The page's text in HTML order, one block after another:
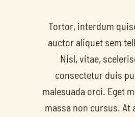
Tortor, interdum
auctor aliquet sem
Nisl, vitae,
consectetur duis
malesuada orci. Eget
massa non cursus. At